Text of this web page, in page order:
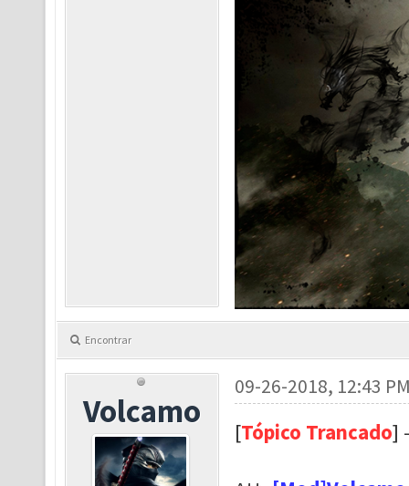
Encontrar
Volcamo
09-26-2018, 12:43
[Tópico Trancado]